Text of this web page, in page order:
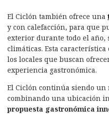
El Ciclón también ofrece una
y con calefacción, para que
exterior durante todo el
climáticas. Esta característica
los locales que buscan
experiencia gastronómica.
El Ciclón continúa siendo
combinando una ubicación
propuesta gastronómica